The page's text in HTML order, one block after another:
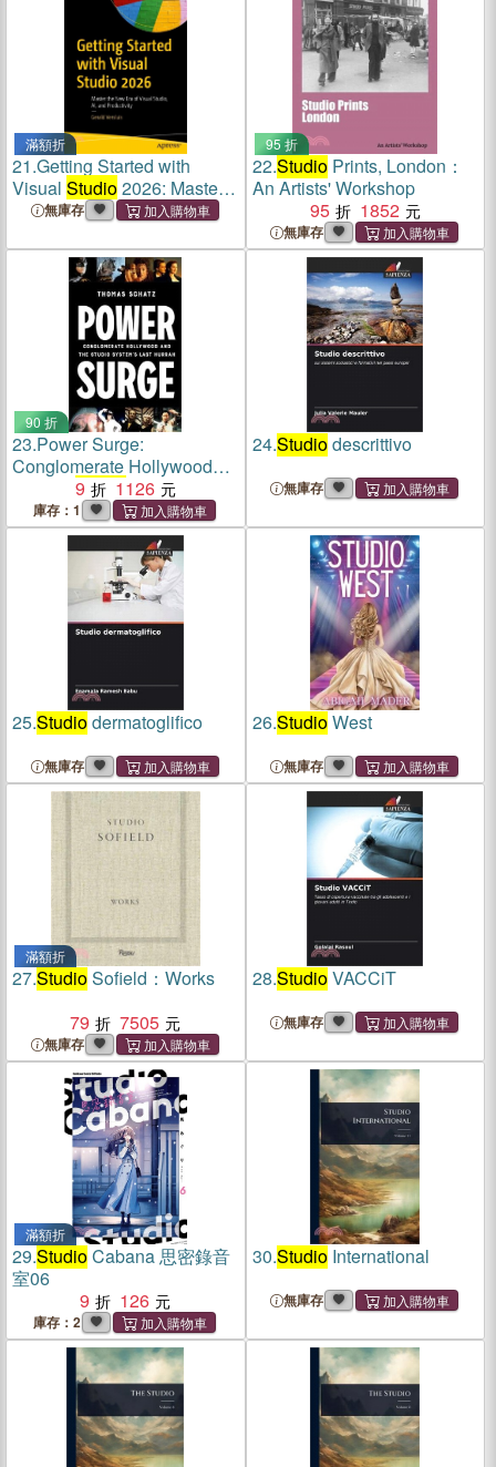
滿額折
21.Getting Started with
Visual Studio2026: Master
the New Era of Visual
無庫存
95 折
22.StudioPrints, London：
An Artists' Workshop
95
1852
無庫存
90 折
23.Power Surge:
Conglomerate Hollywood
StudioSystem's
Last Hurrah
9 1126
庫存：1
24.Studiodescrittivo
無庫存
25.Studiodermatoglifico
無庫存
26.StudioWest
無庫存
滿額折
27.StudioSofield：Works
79
7505
無庫存
28.StudioVACCiT
無庫存
滿額折
29.StudioCabana 思密錄音
室06
9
126
庫存：2
30.StudioInternational
無庫存